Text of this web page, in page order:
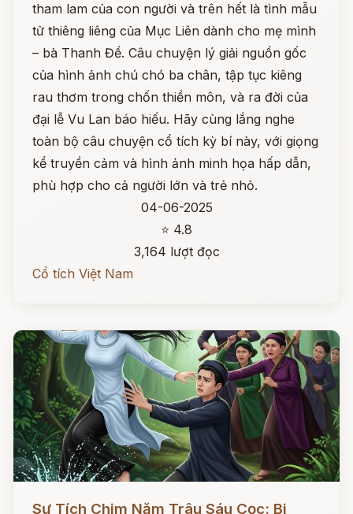
tham lam của con người và trên hết là tình mẫu
tử thiêng liêng của Mục Liên dành cho mẹ mình
– bà Thanh Đề. Câu chuyện lý giải nguồn gốc
của hình ảnh chú chó ba chân, tập tục kiêng
rau thơm trong chốn thiền môn, và ra đời của
đại lễ Vu Lan báo hiếu. Hãy cùng lắng nghe
toàn bộ câu chuyện cổ tích kỳ bí này, với giọng
kể truyền cảm và hình ảnh minh họa hấp dẫn,
phù hợp cho cả người lớn và trẻ nhỏ.
04-06-2025
⭐ 4.8
3,164 lượt đọc
Cổ tích Việt Nam
Sự Tích Chim Năm Trâu Sáu Cọc: Bi